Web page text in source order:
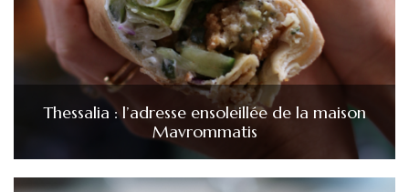
Thessalia : l’adresse ensoleillée de la maison
Mavrommatis